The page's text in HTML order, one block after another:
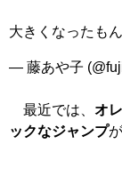
大きくなったも
— 藤あや子
最近では、 オ
ックなジャンプ